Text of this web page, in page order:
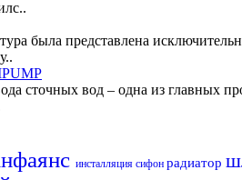
была представлена
сточных вод – одна из главных
инсталляция сифон радиатор